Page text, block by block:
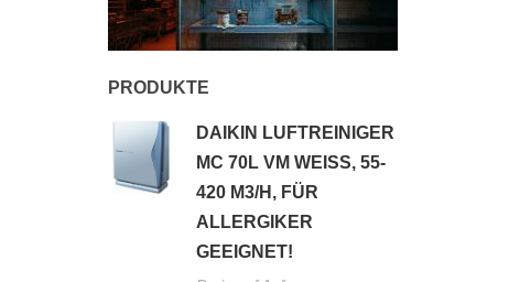
PRODUKTE
DAIKIN LUFTREINIGER
MC 70L VM WEISS, 55-4
20 M3/H, FÜR A
LLERGIKER G
EEIGNET!